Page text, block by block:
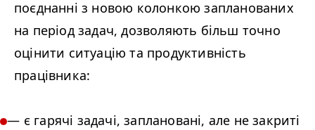
поєднанні з новою колонкою запланованих
на період задач, дозволяють більш точно
оцінити ситуацію та продуктивність
працівника:
— є гарячі задачі, заплановані, але не закриті